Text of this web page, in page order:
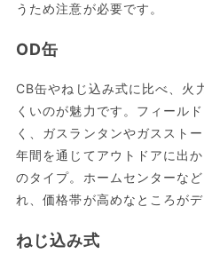
うため注意が必要です。
OD缶
CB缶やねじ込み式に比べ、火
くいのが魅力です。フィール
く、ガスランタンやガススト
年間を通じてアウトドアに出
のタイプ。ホームセンターな
れ、価格帯が高めなところが
ねじ込み式